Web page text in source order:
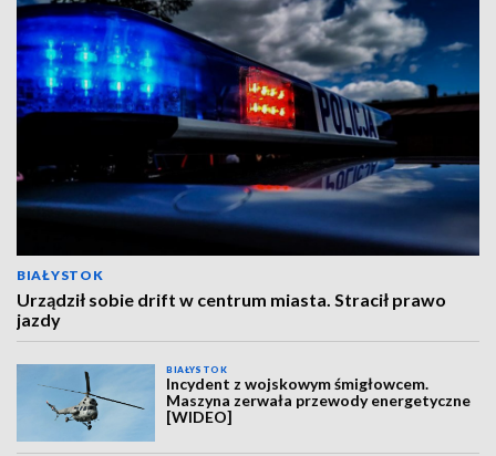
BIAŁYSTOK
Urządził sobie drift w centrum miasta. Stracił prawo
jazdy
BIAŁYSTOK
Incydent z wojskowym śmigłowcem.
Maszyna zerwała przewody energetyczne
[WIDEO]